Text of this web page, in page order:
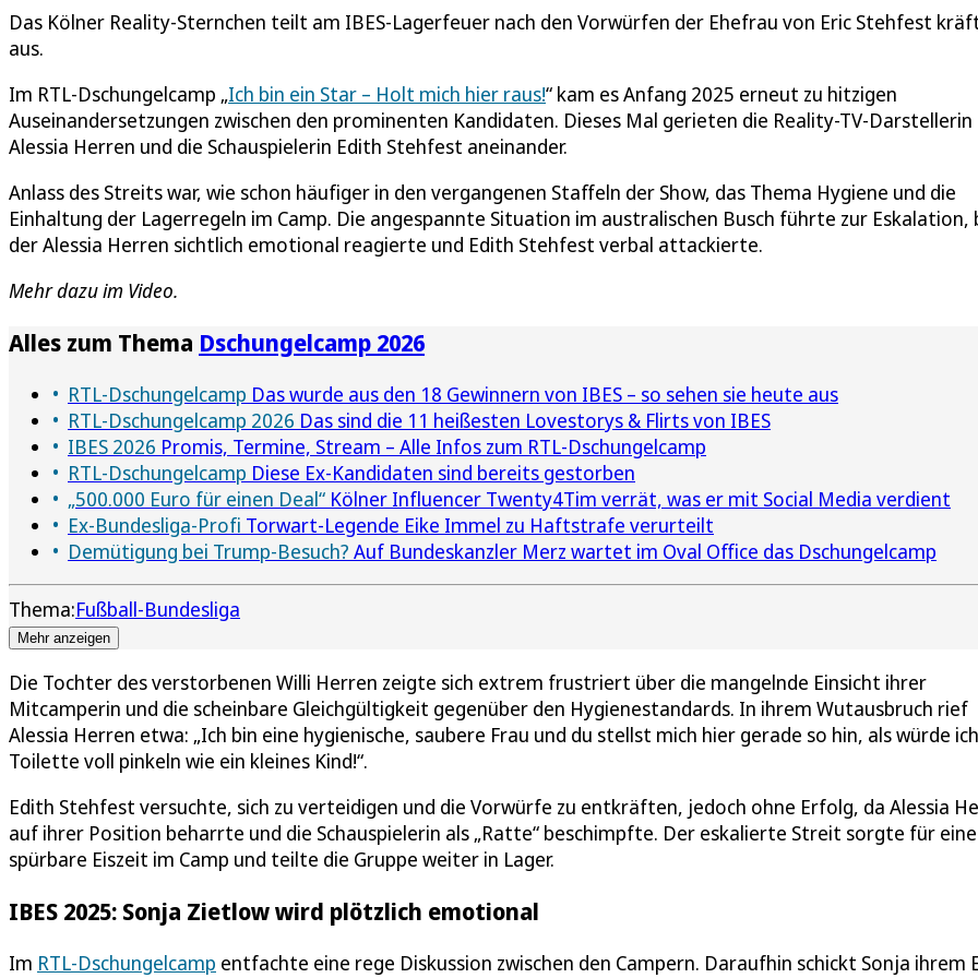
Das Kölner Reality-Sternchen teilt am IBES-Lagerfeuer nach den Vorwürfen der Ehefrau von Eric Stehfest
aus.
Im RTL-Dschungelcamp „Ich bin ein Star – Holt mich hier raus!“ kam es Anfang 2025 erneut zu hitzigen
Auseinandersetzungen zwischen den prominenten Kandidaten. Dieses Mal gerieten die Reality-TV-Darstellerin
Alessia Herren und die Schauspielerin Edith Stehfest aneinander.
Anlass des Streits war, wie schon häufiger in den vergangenen Staffeln der Show, das Thema Hygiene und die
Einhaltung der Lagerregeln im Camp. Die angespannte Situation im australischen Busch führte zur Eskalation,
der Alessia Herren sichtlich emotional reagierte und Edith Stehfest verbal attackierte.
Mehr dazu im Video.
Alles zum Thema Dschungelcamp 2026
RTL-Dschungelcamp Das wurde aus den 18 Gewinnern von IBES – so sehen sie heute aus
RTL-Dschungelcamp 2026 Das sind die 11 heißesten Lovestorys & Flirts von IBES
IBES 2026 Promis, Termine, Stream – Alle Infos zum RTL-Dschungelcamp
RTL-Dschungelcamp Diese Ex-Kandidaten sind bereits gestorben
„500.000 Euro für einen Deal“ Kölner Influencer Twenty4Tim verrät, was er mit Social Media verdient
Ex-Bundesliga-Profi Torwart-Legende Eike Immel zu Haftstrafe verurteilt
Demütigung bei Trump-Besuch? Auf Bundeskanzler Merz wartet im Oval Office das Dschungelcamp
Thema:Fußball-Bundesliga
Mehr anzeigen
Die Tochter des verstorbenen Willi Herren zeigte sich extrem frustriert über die mangelnde Einsicht ihrer
Mitcamperin und die scheinbare Gleichgültigkeit gegenüber den Hygienestandards. In ihrem Wutausbruch rief
Alessia Herren etwa: „Ich bin eine hygienische, saubere Frau und du stellst mich hier gerade so hin, als würde
Toilette voll pinkeln wie ein kleines Kind!“.
Edith Stehfest versuchte, sich zu verteidigen und die Vorwürfe zu entkräften, jedoch ohne Erfolg, da Alessia
auf ihrer Position beharrte und die Schauspielerin als „Ratte“ beschimpfte. Der eskalierte Streit sorgte für eine
spürbare Eiszeit im Camp und teilte die Gruppe weiter in Lager.
IBES 2025: Sonja Zietlow wird plötzlich emotional
Im RTL-Dschungelcamp entfachte eine rege Diskussion zwischen den Campern. Daraufhin schickt Sonja ihrem